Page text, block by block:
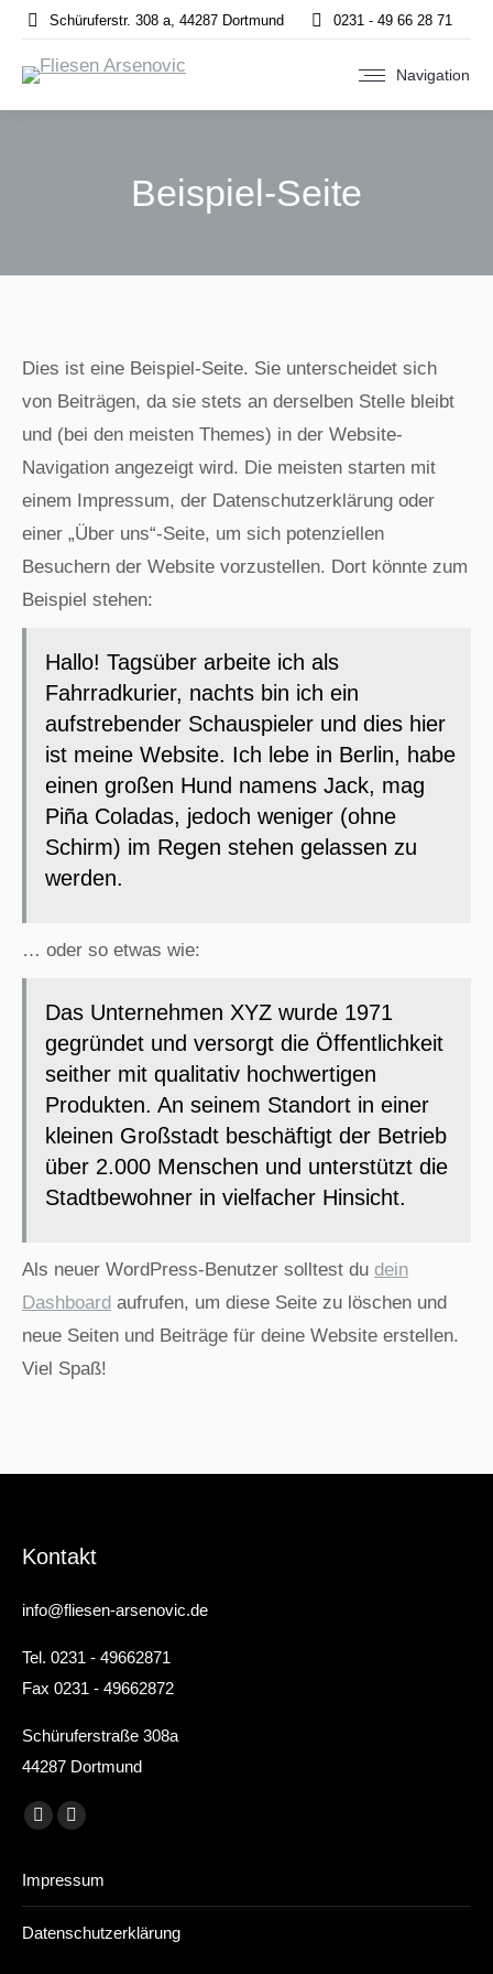
Schüruferstr. 308 a, 44287 Dortmund 0231 - 49 66 28 71
Navigation
Beispiel-Seite
Dies ist eine Beispiel-Seite. Sie unterscheidet sich
von Beiträgen, da sie stets an derselben Stelle bleibt
und (bei den meisten Themes) in der Website-
Navigation angezeigt wird. Die meisten starten mit
einem Impressum, der Datenschutzerklärung oder
einer „Über uns“-Seite, um sich potenziellen
Besuchern der Website vorzustellen. Dort könnte zum
Beispiel stehen:
Hallo! Tagsüber arbeite ich als
Fahrradkurier, nachts bin ich ein
aufstrebender Schauspieler und dies hier
ist meine Website. Ich lebe in Berlin, habe
einen großen Hund namens Jack, mag
Piña Coladas, jedoch weniger (ohne
Schirm) im Regen stehen gelassen zu
werden.
… oder so etwas wie:
Das Unternehmen XYZ wurde 1971
gegründet und versorgt die Öffentlichkeit
seither mit qualitativ hochwertigen
Produkten. An seinem Standort in einer
kleinen Großstadt beschäftigt der Betrieb
über 2.000 Menschen und unterstützt die
Stadtbewohner in vielfacher Hinsicht.
Als neuer WordPress-Benutzer solltest du dein
Dashboard aufrufen, um diese Seite zu löschen und
neue Seiten und Beiträge für deine Website erstellen.
Viel Spaß!
Kontakt
info@fliesen-arsenovic.de
Tel. 0231 - 49662871
Fax 0231 - 49662872
Schüruferstraße 308a
44287 Dortmund
Finden Sie uns auf:
E-
page
in
Website
opens
new
Impressum
Datenschutzerklärung